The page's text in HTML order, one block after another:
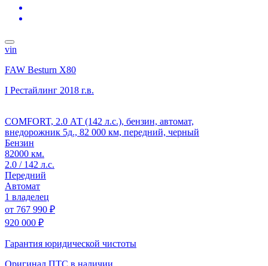
vin
FAW Besturn X80
I Рестайлинг 2018 г.в.
COMFORT, 2.0 АТ (142 л.с.), бензин, автомат,
внедорожник 5д., 82 000 км, передний, черный
Бензин
82000 км.
2.0 / 142 л.с.
Передний
Автомат
1 владелец
от 767 990 ₽
920 000 ₽
Гарантия юридической чистоты
Оригинал ПТС в наличии